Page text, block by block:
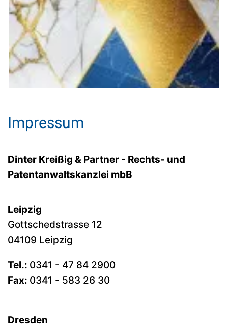
Impressum
Dinter Kreißig & Partner - Rechts- und
Patentanwaltskanzlei mbB
Leipzig
Gottschedstrasse 12
04109 Leipzig
Tel.: 0341 - 47 84 2900
Fax: 0341 - 583 26 30
Dresden